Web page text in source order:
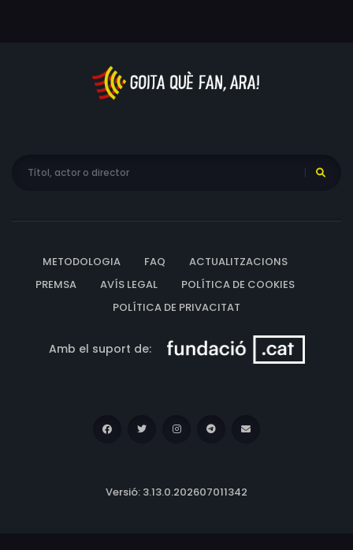
METODOLOGIA FAQ
ACTUALITZACIONS
PREMSA
AVÍS LEGAL
POLÍTICA DE COOKIES
POLÍTICA DE PRIVACITAT
Amb el suport de:
Versió: 3.13.0.202607011342